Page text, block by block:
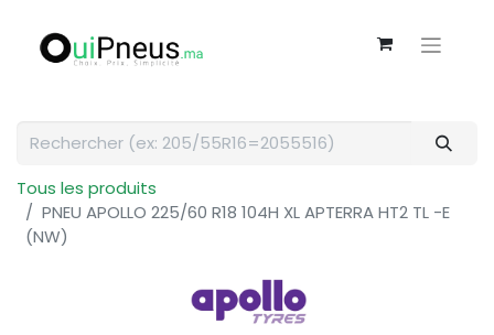
Tous les produits
PNEU APOLLO 225/60 R18 104H XL APTERRA HT2 TL -E
(NW)